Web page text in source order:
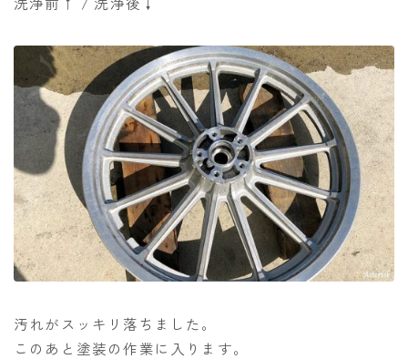
汚れがスッキリ落ちました。
このあと塗装の作業に入ります。